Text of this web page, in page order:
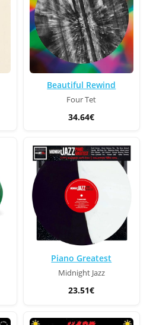
Beautiful Rewind
Four Tet
34.64€
Piano Greatest
Midnight Jazz
23.51€